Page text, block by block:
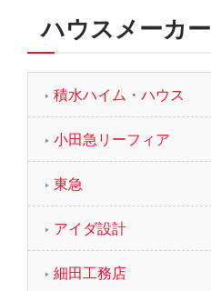
ハウスメーカー
積水ハイム・ハウス
小田急リーフィア
東急
アイダ設計
細田工務店